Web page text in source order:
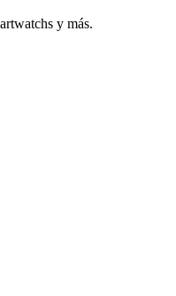
y más.